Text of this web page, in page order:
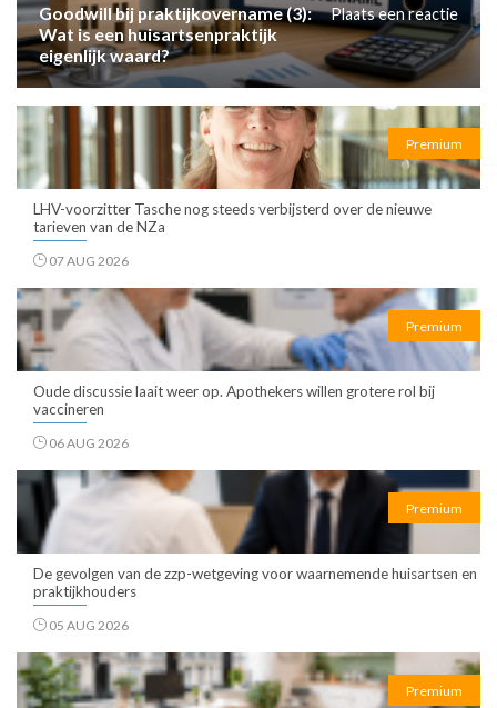
Goodwill bij praktijkovername (3):
Wat is een huisartsenpraktijk
eigenlijk waard?
Plaats een reactie
Premium
LHV-voorzitter Tasche nog steeds verbijsterd over de nieuwe
tarieven van de NZa
07 AUG 2026
Premium
Oude discussie laait weer op. Apothekers willen grotere rol bij
vaccineren
06 AUG 2026
Premium
De gevolgen van de zzp-wetgeving voor waarnemende huisartsen en
praktijkhouders
05 AUG 2026
Premium